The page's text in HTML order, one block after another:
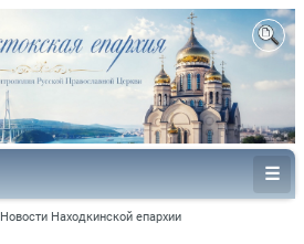
Новости Находкинской епархии